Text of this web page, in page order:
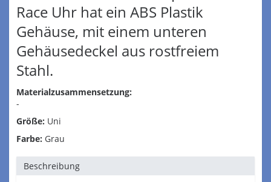
Race Uhr hat ein ABS Plastik
Gehäuse, mit einem unteren
Gehäusedeckel aus rostfreiem
Stahl.
Materialzusammensetzung:
-
Größe: Uni
Farbe: Grau
Beschreibung